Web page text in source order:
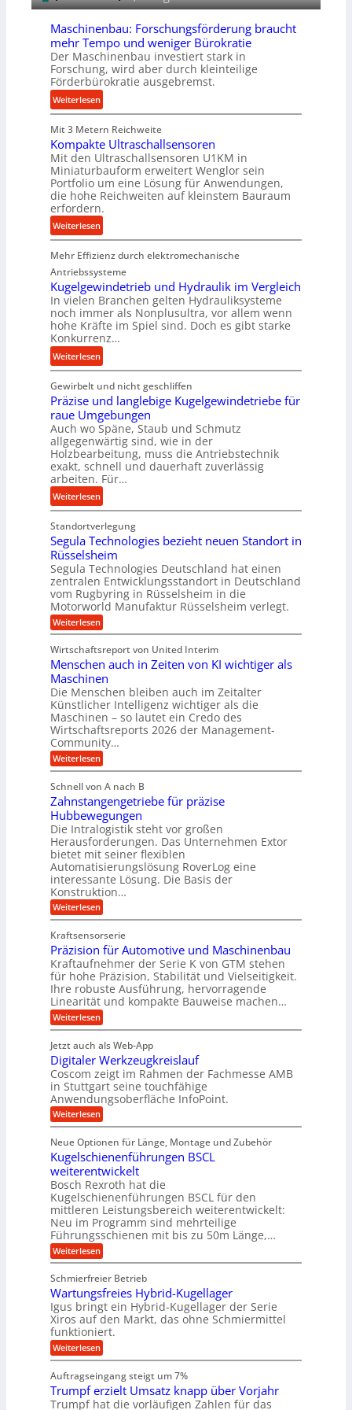
B
u
e
r
f
ü
r
d
i
e
P
r
o
d
u
k
t
i
o
n
n
d
e
n
M
i
t
t
l
s
t
a
n
d
Maschinenbau: Forschungsförderung braucht
mehr Tempo und weniger Bürokratie
Der Maschinenbau investiert stark in
Forschung, wird aber durch kleinteilige
Förderbürokratie ausgebremst.
Weiterlesen:
M
a
s
c
h
i
n
e
n
u
:
F
o
r
c
h
u
n
g
s
f
ö
r
d
r
u
n
b
r
a
u
c
h
t
m
e
h
r
T
e
m
p
o
u
n
d
w
e
n
i
g
e
r
B
ü
r
o
r
a
t
i
e
Mit 3 Metern Reichweite
Kompakte Ultraschallsensoren
Mit den Ultraschallsensoren U1KM in
Miniaturbauform erweitert Wenglor sein
Portfolio um eine Lösung für Anwendungen,
die hohe Reichweiten auf kleinstem Bauraum
erfordern.
Weiterlesen:
K
o
m
p
a
k
t
e
U
l
t
r
a
s
c
h
a
l
l
s
e
n
s
o
r
e
n
Mehr Effizienz durch elektromechanische
Antriebssysteme
Kugelgewindetrieb und Hydraulik im Vergleich
In vielen Branchen gelten Hydrauliksysteme
noch immer als Nonplusultra, vor allem wenn
hohe Kräfte im Spiel sind. Doch es gibt starke
Konkurrenz…
Weiterlesen:
K
u
g
e
l
g
e
w
i
n
r
e
b
u
d
H
y
d
r
a
u
l
i
k
i
m
V
e
r
g
l
e
i
c
h
Gewirbelt und nicht geschliffen
Präzise und langlebige Kugelgewindetriebe für
raue Umgebungen
Auch wo Späne, Staub und Schmutz
allgegenwärtig sind, wie in der
Holzbearbeitung, muss die Antriebstechnik
exakt, schnell und dauerhaft zuverlässig
arbeiten. Für…
Weiterlesen:
P
r
ä
z
i
e
u
n
l
a
n
g
l
e
b
i
K
u
g
e
l
g
e
w
n
d
e
t
r
i
e
b
e
f
ü
r
r
a
u
e
U
m
g
e
b
u
n
g
e
n
Standortverlegung
Segula Technologies bezieht neuen Standort in
Rüsselsheim
Segula Technologies Deutschland hat einen
zentralen Entwicklungsstandort in Deutschland
vom Rugbyring in Rüsselsheim in die
Motorworld Manufaktur Rüsselsheim verlegt.
Weiterlesen:
S
g
u
l
a
T
e
c
h
n
o
l
o
g
i
e
s
b
e
z
i
e
h
t
n
e
e
n
S
t
a
n
d
o
r
i
n
R
ü
s
s
e
l
s
h
e
i
m
Wirtschaftsreport von United Interim
Menschen auch in Zeiten von KI wichtiger als
Maschinen
Die Menschen bleiben auch im Zeitalter
Künstlicher Intelligenz wichtiger als die
Maschinen – so lautet ein Credo des
Wirtschaftsreports 2026 der Management-
Community…
Weiterlesen:
M
n
s
c
h
e
n
a
u
c
h
i
n
Z
e
e
n
v
o
n
K
I
w
i
c
h
t
i
g
e
a
l
s
M
a
s
c
h
i
n
e
n
Schnell von A nach B
Zahnstangengetriebe für präzise
Hubbewegungen
Die Intralogistik steht vor großen
Herausforderungen. Das Unternehmen Extor
bietet mit seiner flexiblen
Automatisierungslösung RoverLog eine
interessante Lösung. Die Basis der
Konstruktion…
Weiterlesen:
Z
h
n
s
t
a
n
g
e
n
e
t
r
i
e
b
e
f
r
p
r
ä
z
i
s
e
H
u
b
e
w
e
g
u
n
g
e
Kraftsensorserie
Präzision für Automotive und Maschinenbau
Kraftaufnehmer der Serie K von GTM stehen
für hohe Präzision, Stabilität und Vielseitigkeit.
Ihre robuste Ausführung, hervorragende
Linearität und kompakte Bauweise machen…
Weiterlesen:
P
ä
z
i
s
i
o
n
f
r
A
u
t
o
m
o
t
i
v
e
n
d
M
a
s
c
h
i
e
n
b
Jetzt auch als Web-App
Digitaler Werkzeugkreislauf
Coscom zeigt im Rahmen der Fachmesse AMB
in Stuttgart seine touchfähige
Anwendungsoberfläche InfoPoint.
Weiterlesen:
D
g
i
t
a
l
e
r
W
e
r
k
z
e
u
g
k
r
e
i
s
a
u
f
Neue Optionen für Länge, Montage und Zubehör
Kugelschienenführungen BSCL
weiterentwickelt
Bosch Rexroth hat die
Kugelschienenführungen BSCL für den
mittleren Leistungsbereich weiterentwickelt:
Neu im Programm sind mehrteilige
Führungsschienen mit bis zu 50m Länge,…
Weiterlesen:
K
g
e
l
s
c
h
i
e
e
n
f
Schmierfreier Betrieb
Wartungsfreies Hybrid-Kugellager
Igus bringt ein Hybrid-Kugellager der Serie
Xiros auf den Markt, das ohne Schmiermittel
funktioniert.
Weiterlesen:
W
r
t
u
Auftragseingang steigt um 7%
Trumpf erzielt Umsatz knapp über Vorjahr
Trumpf hat die vorläufigen Zahlen für das